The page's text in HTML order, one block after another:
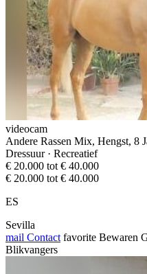
videocam
Andere Rassen Mix, Hengst, 8
Dressuur · Recreatief
€ 20.000 tot € 40.000
€ 20.000 tot € 40.000
ES
Sevilla
mail Contact favorite Bewaren
Blikvangers